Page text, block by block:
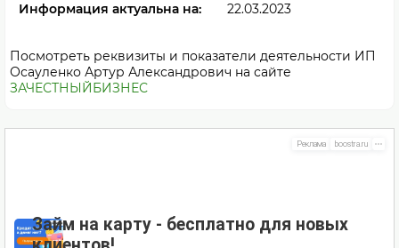
Информация актуальна на: 22.03.2023
Посмотреть реквизиты и показатели деятельности ИП
Осауленко Артур Александрович на сайте
ЗАЧЕСТНЫЙБИЗНЕС